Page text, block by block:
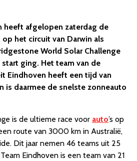
heeft afgelopen zaterdag de
het circuit van Darwin als
World Solar Challenge
ging. Het team van de
Eindhoven heeft een tijd van
is daarmee de snelste zonneauto
is de ultieme race voor auto’s op
route van 3000 km in Australië,
Dit jaar nemen 46 teams uit 25
Eindhoven is een team van 21